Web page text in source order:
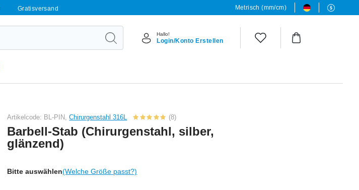
Gratisversand Metrisch (mm/cm)
Hallo!
Login/Konto Erstellen
Artikelcode: BL-PIN,Chirurgenstahl 316L (8)
Barbell-Stab (Chirurgenstahl, silber,
glänzend)
Bitte auswählen(Welche Größe passt?)